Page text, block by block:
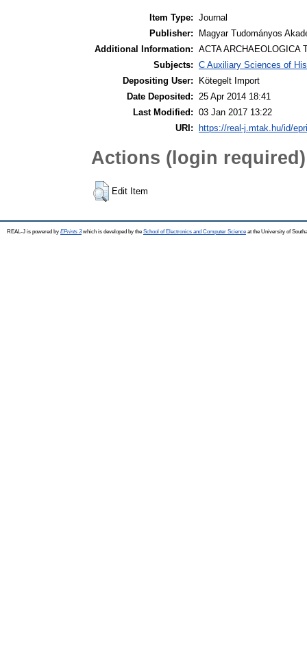
Item Type: Journal
Publisher:
Magyar Tudományos
Additional Information: ACTA ARCHAEOLOGICA
Subjects: C Auxiliary Sciences of
Depositing User:
Kötegelt Import
Date Deposited:
25 Apr 2014 18:41
Last Modified: 03 Jan 2017 13:22
URI: https://real-j.mtak.hu/id/
Actions (login required)
Edit Item
REAL-J is powered by EPrints 3which is developed by the School of Electronics and Computer Science at the University of